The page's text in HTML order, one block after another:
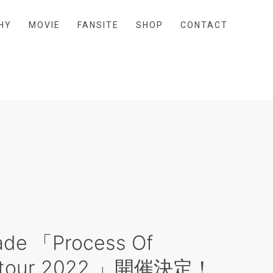
MOVIE FANSITE SHOP CONTACT
「Process Of
2022 」開催決定！